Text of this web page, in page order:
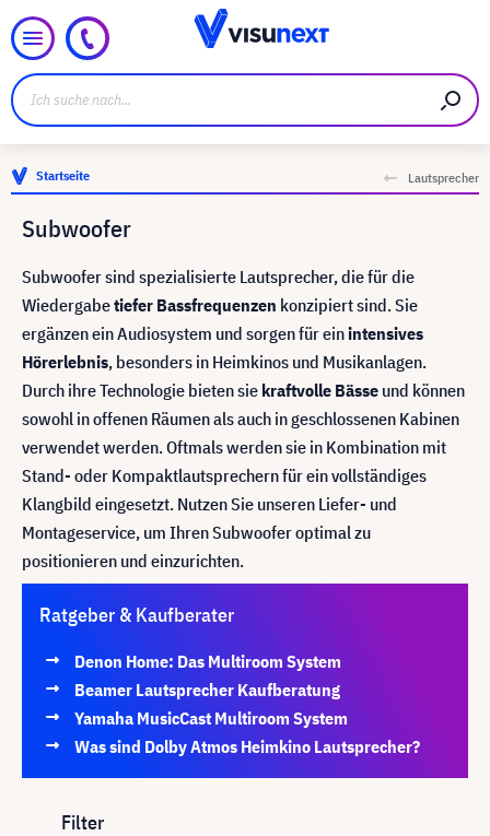
Startseite Lautsprecher
Subwoofer
Subwoofer sind spezialisierte Lautsprecher, die für die
Wiedergabetiefer Bassfrequenzen konzipiert sind. Sie
ergänzen ein Audiosystem und sorgen für einintensives
Hörerlebnis, besonders in Heimkinos und Musikanlagen.
Durch ihre Technologie bieten sie kraftvolle Bässe und können
sowohl in offenen Räumen als auch in geschlossenen Kabinen
verwendet werden. Oftmals werden sie in Kombination mit
Stand- oder Kompaktlautsprechern für ein vollständiges
Klangbild eingesetzt. Nutzen Sie unseren Liefer- und
Montageservice, um Ihren Subwoofer optimal zu
positionieren und einzurichten.
Ratgeber & Kaufberater
Denon Home: Das Multiroom System
Beamer Lautsprecher Kaufberatung
Yamaha MusicCast Multiroom System
Was sind Dolby Atmos Heimkino Lautsprecher?
Filter